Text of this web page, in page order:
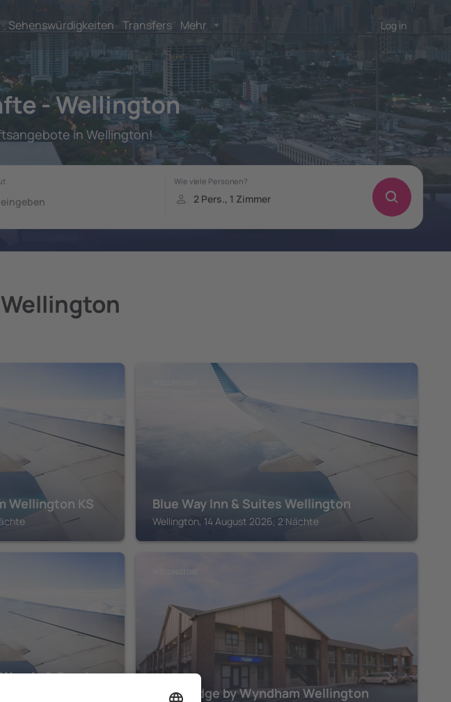
Sehenswürdigkeiten Transfers Mehr Log in
- Wellington
in Wellington!
Wellington KS Blue Way Inn & Suites Wellington
Wellington, 14 August 2026, 2 Nächte
& Creek
Travelodge by Wyndham Wellington